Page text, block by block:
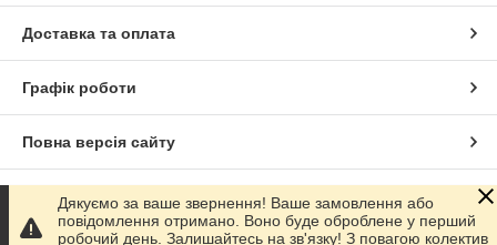
Доставка та оплата
Графік роботи
Повна версія сайту
Сайт створено на маркетплейсіProm.ua
Дякуємо за ваше звернення! Ваше замовлення або
повідомлення отримано. Воно буде оброблене у перший
робочий день. Залишайтесь на зв'язку! З повагою колектив